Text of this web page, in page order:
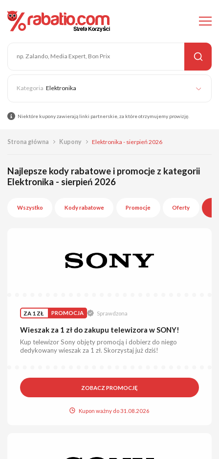
Elektronika
Niektóre kupony zawierają linki partnerskie, za które otrzymujemy prowizję.
Strona główna Kupony Elektronika - sierpień 2026
Najlepsze kody rabatowe i promocje z kategorii
Elektronika - sierpień 2026
Wszystko Kody rabatowe Promocje Oferty
ZA 1 ZŁ PROMOCJA Sprawdzona
Wieszak za 1 zł do zakupu telewizora w SONY!
Kup telewizor Sony objęty promocją i dobierz do niego
dedykowany wieszak za 1 zł. Skorzystaj już dziś!
ZOBACZ PROMOCJĘ
Kupon ważny do 31.08.2026